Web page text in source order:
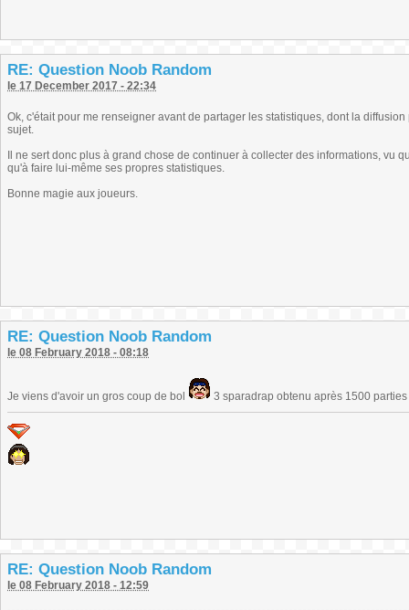
RE: Question Noob Random
le 17 December 2017 - 22:34
Ok, c'était pour me renseigner avant de partager les statistiques, dont la
sujet.
Il ne sert donc plus à grand chose de continuer à collecter des informations,
qu'à faire lui-même ses propres statistiques.
Bonne magie aux joueurs.
RE: Question Noob Random
le 08 February 2018 - 08:18
Je viens d'avoir un gros coup de bol 3 sparadrap obtenu après 1500 parties
RE: Question Noob Random
le 08 February 2018 - 12:59